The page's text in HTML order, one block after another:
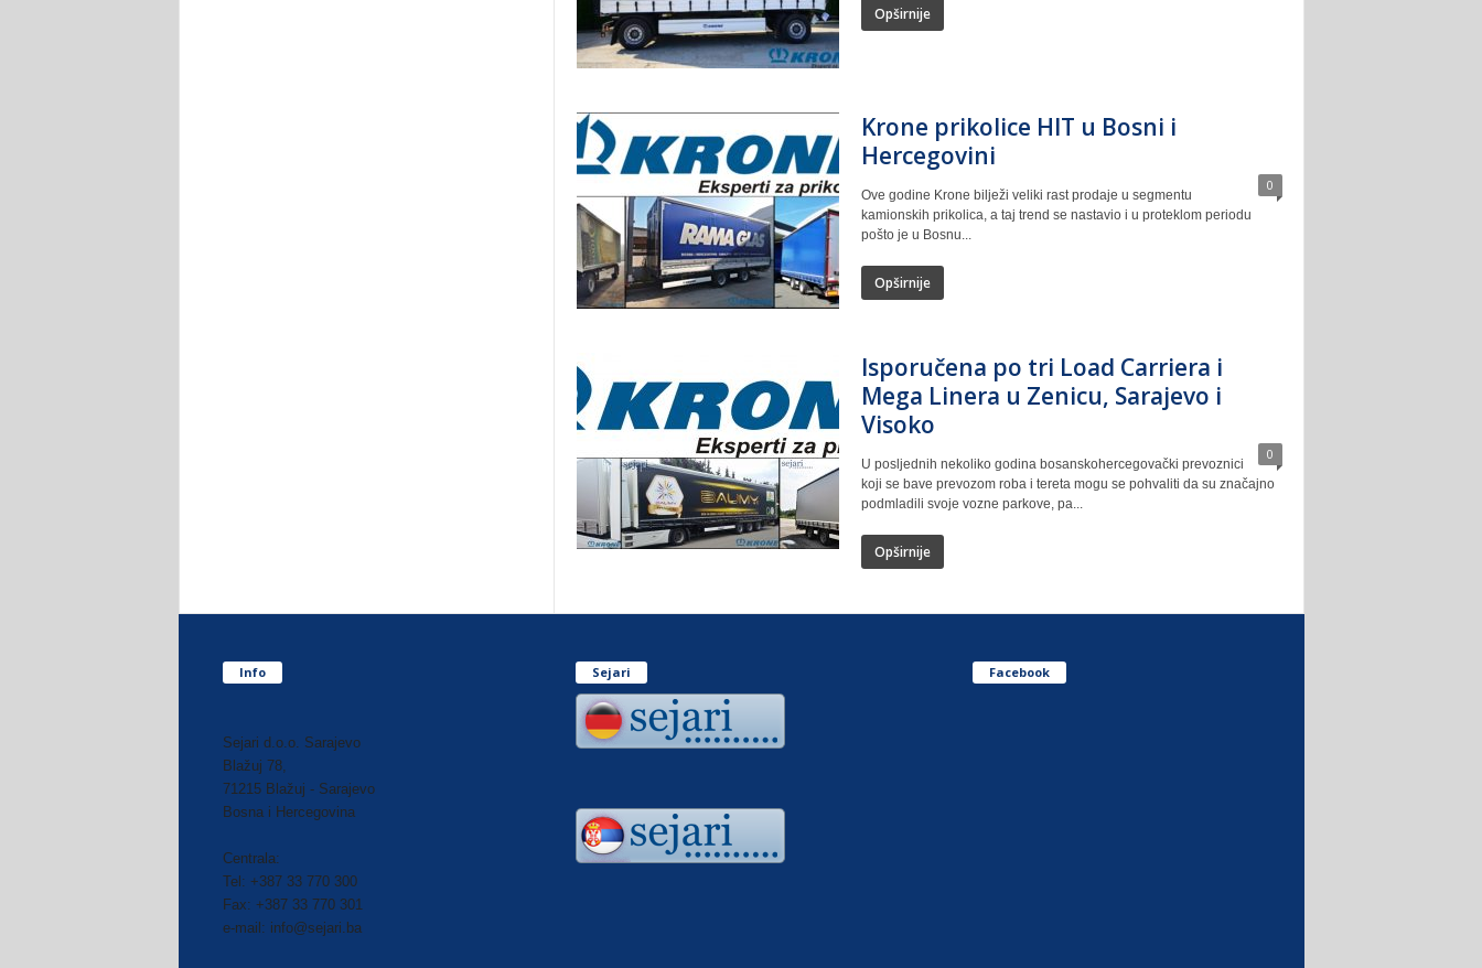
Opširnije
Krone prikolice HIT u Bosni i
Hercegovini
0
Ove godine Krone bilježi veliki rast prodaje u segmentu
kamionskih prikolica, a taj trend se nastavio i u proteklom periodu
pošto je u Bosnu...
Opširnije
Isporučena po tri Load Carriera i
Mega Linera u Zenicu, Sarajevo i
Visoko
0
U posljednih nekoliko godina bosanskohercegovački prevoznici
koji se bave prevozom roba i tereta mogu se pohvaliti da su značajno
podmladili svoje vozne parkove, pa...
Opširnije
Info
Sejari d.o.o. Sarajevo
Blažuj 78,
71215 Blažuj - Sarajevo
Bosna i Hercegovina
Centrala:
Tel: +387 33 770 300
Fax: +387 33 770 301
e-mail: info@sejari.ba
Sejari Facebook